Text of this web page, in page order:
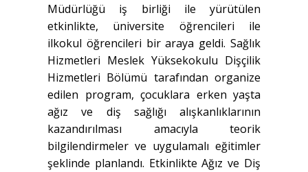
Müdürlüğü iş birliği ile yürütülen
etkinlikte, üniversite öğrencileri ile
ilkokul öğrencileri bir araya geldi. Sağlık
Hizmetleri Meslek Yüksekokulu Dişçilik
Hizmetleri Bölümü tarafından organize
edilen program, çocuklara erken yaşta
ağız ve diş sağlığı alışkanlıklarının
kazandırılması amacıyla teorik
bilgilendirmeler ve uygulamalı eğitimler
şeklinde planlandı. Etkinlikte Ağız ve Diş